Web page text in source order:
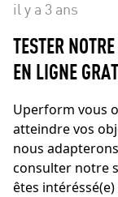
il y a 3 ans
TESTER
EN LIGNE
Uperform vous
atteindre vos
nous
consulter notre
êtes